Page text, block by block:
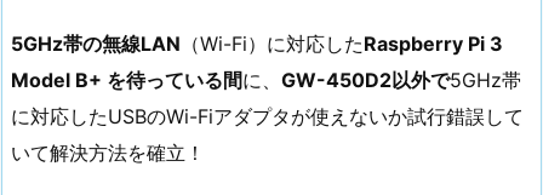
5GHz帯の無線LAN （Wi-Fi）に対応したRaspberry Pi 3
Model B+ を待っている間に、 GW-450D2以外で5GHz帯
に対応したUSBのWi-Fiアダプタが使えないか試行錯誤して
いて解決方法を確立！